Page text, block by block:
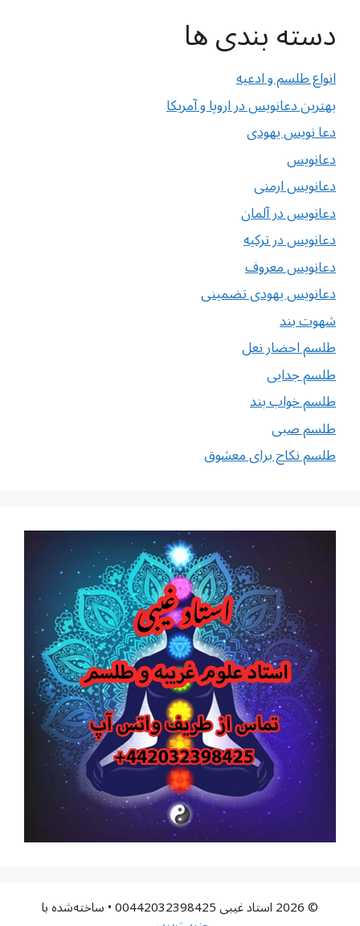
دسته بندی ها
انواع طلسم و ادعیه
بهترین دعانویس در اروپا و آمریکا
دعا نویس یهودی
دعانویس
دعانویس ارمنی
دعانویس در آلمان
دعانویس در ترکیه
دعانویس معروف
دعانویس یهودی تضمینی
شهوت بند
طلسم احضار نعل
طلسم جدایی
طلسم خواب بند
طلسم صبی
طلسم نکاح برای معشوق
© 2026 استاد غیبی 00442032398425 • ساخته‌شده با